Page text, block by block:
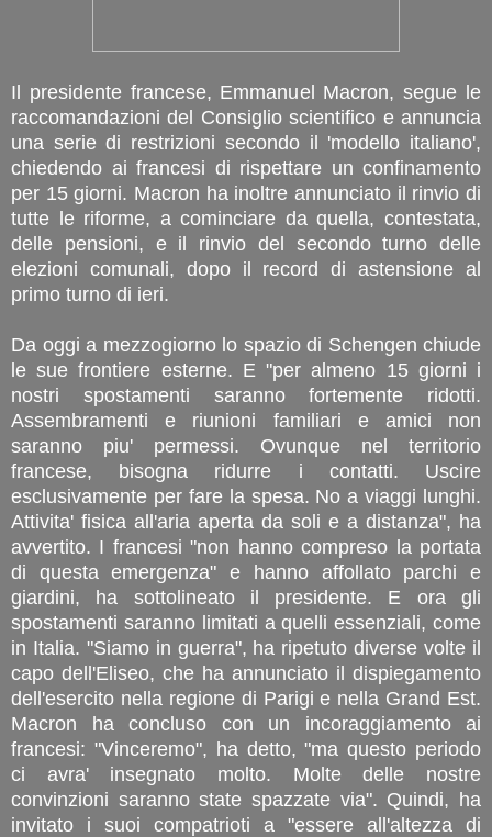
Il presidente francese, Emmanuel Macron, segue le
raccomandazioni del Consiglio scientifico e annuncia
una serie di restrizioni secondo il 'modello italiano',
chiedendo ai francesi di rispettare un confinamento
per 15 giorni. Macron ha inoltre annunciato il rinvio di
tutte le riforme, a cominciare da quella, contestata,
delle pensioni, e il rinvio del secondo turno delle
elezioni comunali, dopo il record di astensione al
primo turno di ieri.
Da oggi a mezzogiorno lo spazio di Schengen chiude
le sue frontiere esterne. E "per almeno 15 giorni i
nostri spostamenti saranno fortemente ridotti.
Assembramenti e riunioni familiari e amici non
saranno piu' permessi. Ovunque nel territorio
francese, bisogna ridurre i contatti. Uscire
esclusivamente per fare la spesa. No a viaggi lunghi.
Attivita' fisica all'aria aperta da soli e a distanza", ha
avvertito. I francesi "non hanno compreso la portata
di questa emergenza" e hanno affollato parchi e
giardini, ha sottolineato il presidente. E ora gli
spostamenti saranno limitati a quelli essenziali, come
in Italia. "Siamo in guerra", ha ripetuto diverse volte il
capo dell'Eliseo, che ha annunciato il dispiegamento
dell'esercito nella regione di Parigi e nella Grand Est.
Macron ha concluso con un incoraggiamento ai
francesi: "Vinceremo", ha detto, "ma questo periodo
ci avra' insegnato molto. Molte delle nostre
convinzioni saranno state spazzate via". Quindi, ha
invitato i suoi compatrioti a "essere all'altezza di